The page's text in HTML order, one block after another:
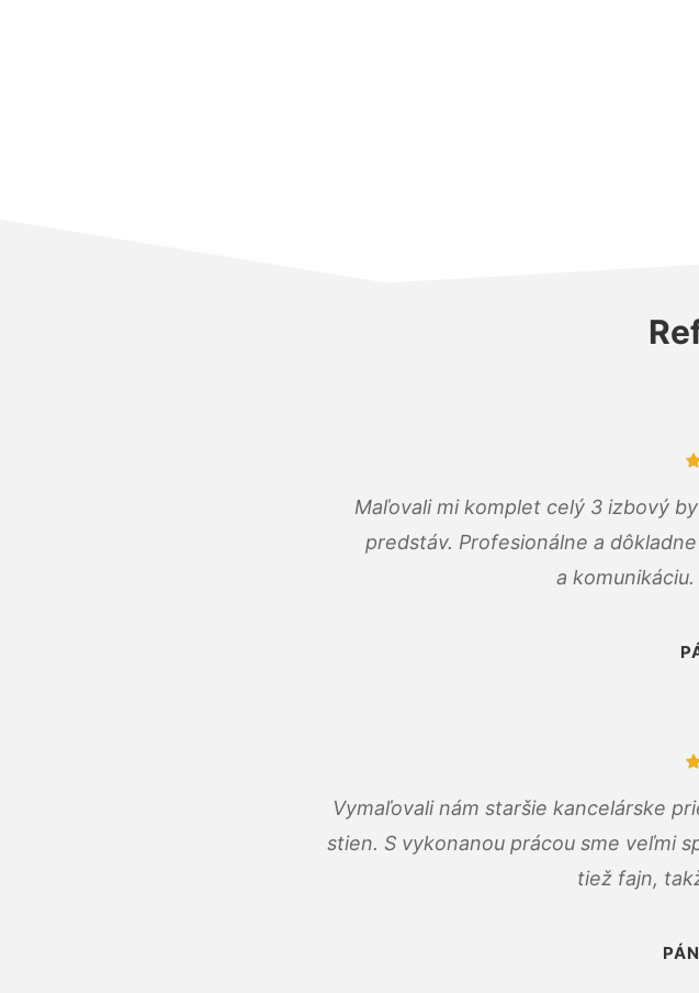
Maľovali mi komplet celý 3 izbový
predstáv. Profesionálne a
a
Vymaľovali nám staršie kancelárske
stien. S vykonanou prácou sme veľmi
tiež fajn,